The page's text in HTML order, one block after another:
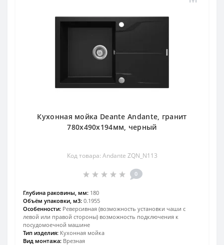
Кухонная мойка Deante Andante, гранит
780х490х194мм, черный
Код товара: Andante ZQN_N113
0
Глубина раковины, мм: 180
Объём упаковки, м3: 0.1955
Особенности: Реверсивная (возможность установки чаши с
левой или правой стороны) возможность подключения к
посудомоечной машине
Тип изделия: Кухонная мойка
Вид монтажа: Врезная